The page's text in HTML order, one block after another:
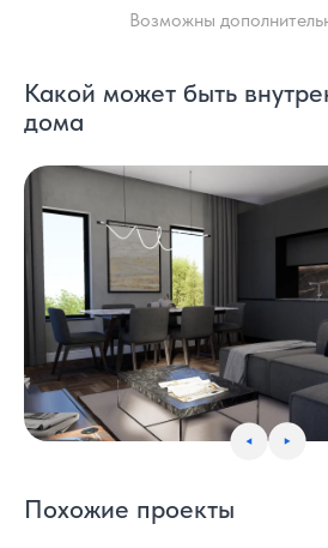
Возможны
Какой может быть
дома
Похожие проекты